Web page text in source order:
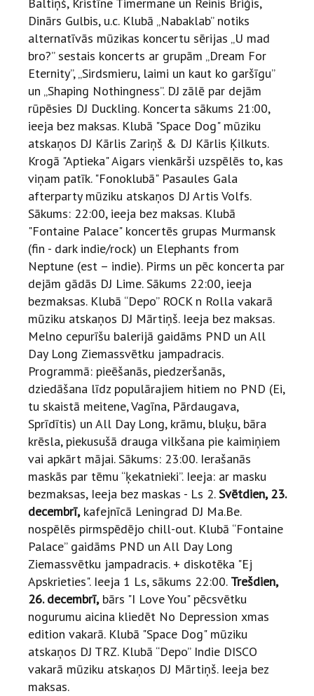
Baltiņš, Kristīne Timermane un Reinis Briģis,
Dinārs Gulbis, u.c. Klubā „Nabaklab” notiks
alternatīvās mūzikas koncertu sērijas „U mad
bro?” sestais koncerts ar grupām „Dream For
Eternity”, „Sirdsmieru, laimi un kaut ko garšīgu”
un „Shaping Nothingness”. DJ zālē par dejām
rūpēsies DJ Duckling. Koncerta sākums 21:00,
ieeja bez maksas. Klubā "Space Dog" mūziku
atskaņos DJ Kārlis Zariņš & DJ Kārlis Ķilkuts.
Krogā "Aptieka" Aigars vienkārši uzspēlēs to, kas
viņam patīk. "Fonoklubā" Pasaules Gala
afterparty mūziku atskaņos DJ Artis Volfs.
Sākums: 22:00, ieeja bez maksas. Klubā
"Fontaine Palace" koncertēs grupas Murmansk
(fin - dark indie/rock) un Elephants from
Neptune (est – indie). Pirms un pēc koncerta par
dejām gādās DJ Lime. Sākums 22:00, ieeja
bezmaksas. Klubā “Depo” ROCK n Rolla vakarā
mūziku atskaņos DJ Mārtiņš. Ieeja bez maksas.
Melno cepurīšu balerijā gaidāms PND un All
Day Long Ziemassvētku jampadracis.
Programmā: pieēšanās, piedzeršanās,
dziedāšana līdz populārajiem hitiem no PND (Ei,
tu skaistā meitene, Vagīna, Pārdaugava,
Sprīdītis) un All Day Long, krāmu, bluķu, bāra
krēsla, piekusušā drauga vilkšana pie kaimiņiem
vai apkārt mājai. Sākums: 23:00. Ierašanās
maskās par tēmu “ķekatnieki”. Ieeja: ar masku
bezmaksas, Ieeja bez maskas - Ls 2.Svētdien, 23.
decembrī,kafejnīcā Leningrad DJ Ma.Be.
nospēlēs pirmspēdējo chill-out. Klubā “Fontaine
Palace” gaidāms PND un All Day Long
Ziemassvētku jampadracis. + diskotēka "Ej
Apskrieties". Ieeja 1 Ls, sākums 22:00. Trešdien,
26. decembrī,bārs "I Love You" pēcsvētku
nogurumu aicina kliedēt No Depression xmas
edition vakarā. Klubā "Space Dog" mūziku
atskaņos DJ TRZ. Klubā “Depo” Indie DISCO
vakarā mūziku atskaņos DJ Mārtiņš. Ieeja bez
maksas.